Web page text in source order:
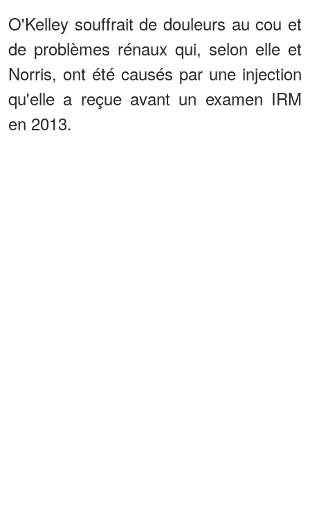
O'Kelley souffrait de douleurs au cou et
de problèmes rénaux qui, selon elle et
Norris, ont été causés par une injection
qu'elle a reçue avant un examen IRM
en 2013.